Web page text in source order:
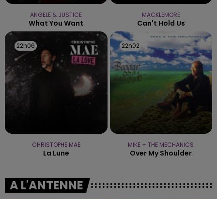
ANGELE & JUSTICE
What You Want
MACKLEMORE
Can't Hold Us
22h06
22h06
CHRISTOPHE MAE
La Lune
22h02
22h02
MIKE + THE MECHANICS
Over My Shoulder
A L'ANTENNE